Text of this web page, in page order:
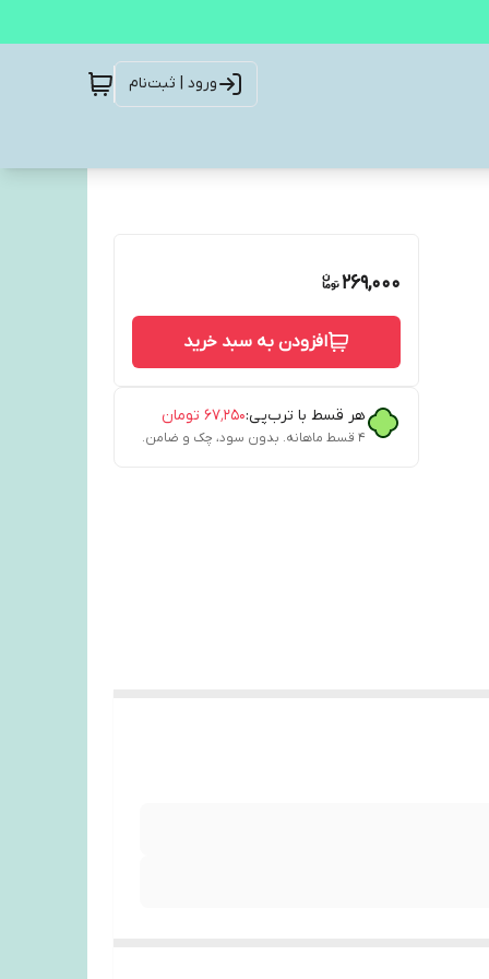
ورود | ثبت‌نام
269,000
افزودن به سبد خرید
هر قسط با ترب‌پی:۶۷٬۲۵۰ تومان
۴ قسط ماهانه. بدون سود، چک و ضامن.